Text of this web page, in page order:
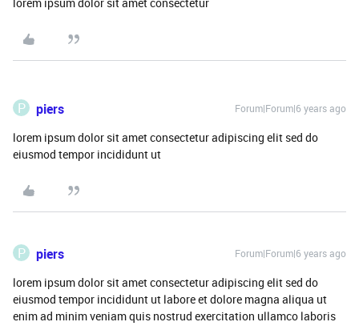
P piers Forum|Forum|6 years ago
lorem ipsum dolor sit amet consectetur adipiscing elit sed do
eiusmod tempor incididunt ut
P piers Forum|Forum|6 years ago
lorem ipsum dolor sit amet consectetur adipiscing elit sed do
eiusmod tempor incididunt ut labore et dolore magna aliqua ut
enim ad minim veniam quis nostrud exercitation ullamco laboris